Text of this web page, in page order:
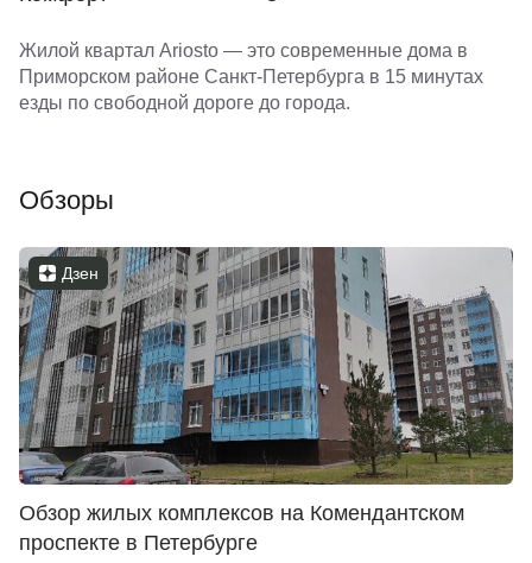
Жилой квартал Ariosto — это современные дома в
Приморском районе Санкт-Петербурга в 15 минутах
езды по свободной дороге до города.
Обзоры
Дзен
Обзор жилых комплексов на Комендантском
проспекте в Петербурге